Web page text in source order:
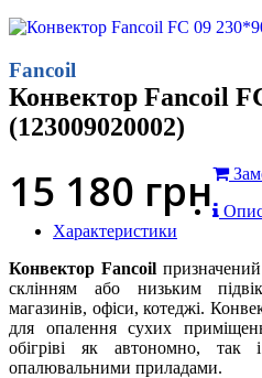
Fancoil
Конвектор Fancoil
(123009020002)
15 180 грн
Характеристики
Конвектор Fancoil
склінням або низьким
магазинів, офіси, котеджі.
для опалення сухих
обігріві як автономно, так
опалювальними приладами.